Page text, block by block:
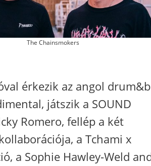
The Chainsmokers
érkezik az angol
játszik a SOUND
Romero, fellép a két
a Tchami x
a Sophie Hawley-Weld